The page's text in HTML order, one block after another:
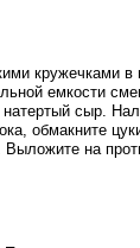
кружечками в
емкости
сыр.
обмакните
на